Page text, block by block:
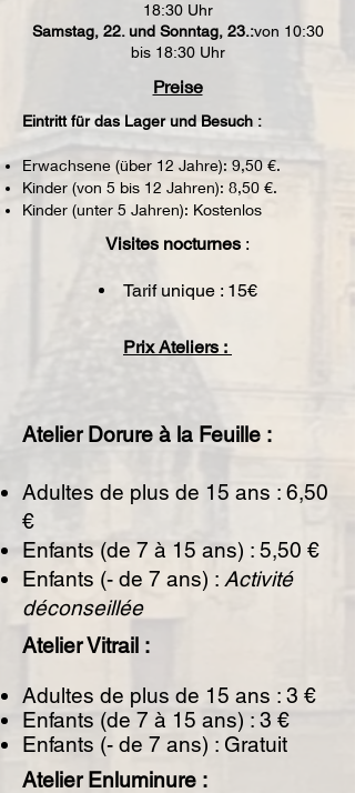
18:30 Uhr
Samstag, 22. und Sonntag, 23.:von 10:30
bis 18:30 Uhr
Preise
Eintritt für das Lager und Besuch :
Erwachsene (über 12 Jahre): 9,50 €.
Kinder (von 5 bis 12 Jahren): 8,50 €.
Kinder (unter 5 Jahren): Kostenlos
Visites nocturnes :
Tarif unique : 15€
Prix Ateliers :
Atelier Dorure à la Feuille :
Adultes de plus de 15 ans : 6,50
€
Enfants (de 7 à 15 ans) : 5,50 €
Enfants (- de 7 ans) : Activité
déconseillée
Atelier Vitrail :
​Adultes de plus de 15 ans : 3 €
Enfants (de 7 à 15 ans) : 3 €
Enfants (- de 7 ans) : Gratuit
Atelier Enluminure : ​​